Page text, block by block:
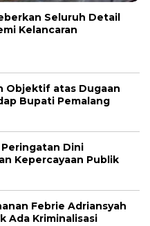
Seluruh Detail
Kelancaran
Objektif atas Dugaan
Bupati Pemalang
Dini
Kepercayaan Publik
Febrie Adriansyah
Ada Kriminalisasi